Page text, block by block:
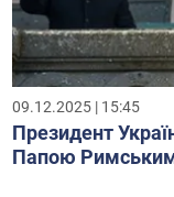
09.12.2025 | 15:45
Президент
Папою